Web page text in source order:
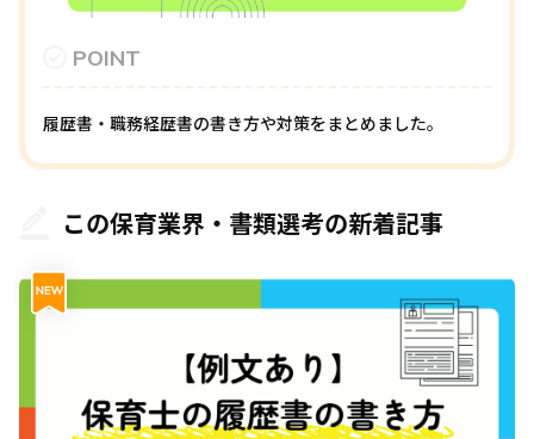
POINT
履歴書・職務経歴書の書き方や対策をまとめました。
この保育業界・書類選考の新着記事